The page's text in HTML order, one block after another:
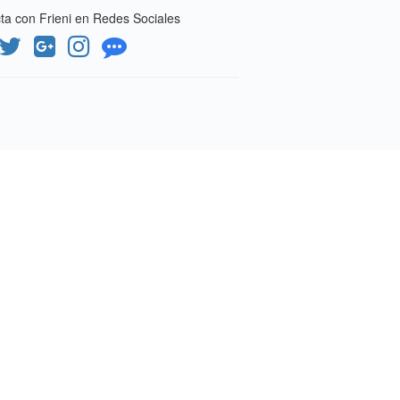
con Frieni en Redes Sociales